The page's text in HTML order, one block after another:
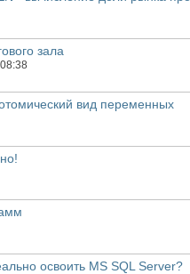
зала
вид переменных
освоить MS SQL Server?